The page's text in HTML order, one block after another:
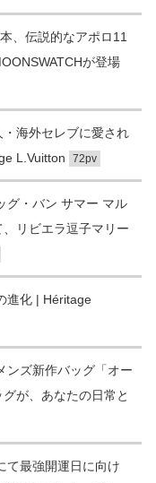
、伝説的なアポロ11
が登場
海外セレブに愛され
L.Vuitton
72pv
グ・バン サマー マル
リビエラ逗子マリー
進化 | Héritage
ンズ新作バッグ「オー
が、あなたの日常と
て最強開運日に向け